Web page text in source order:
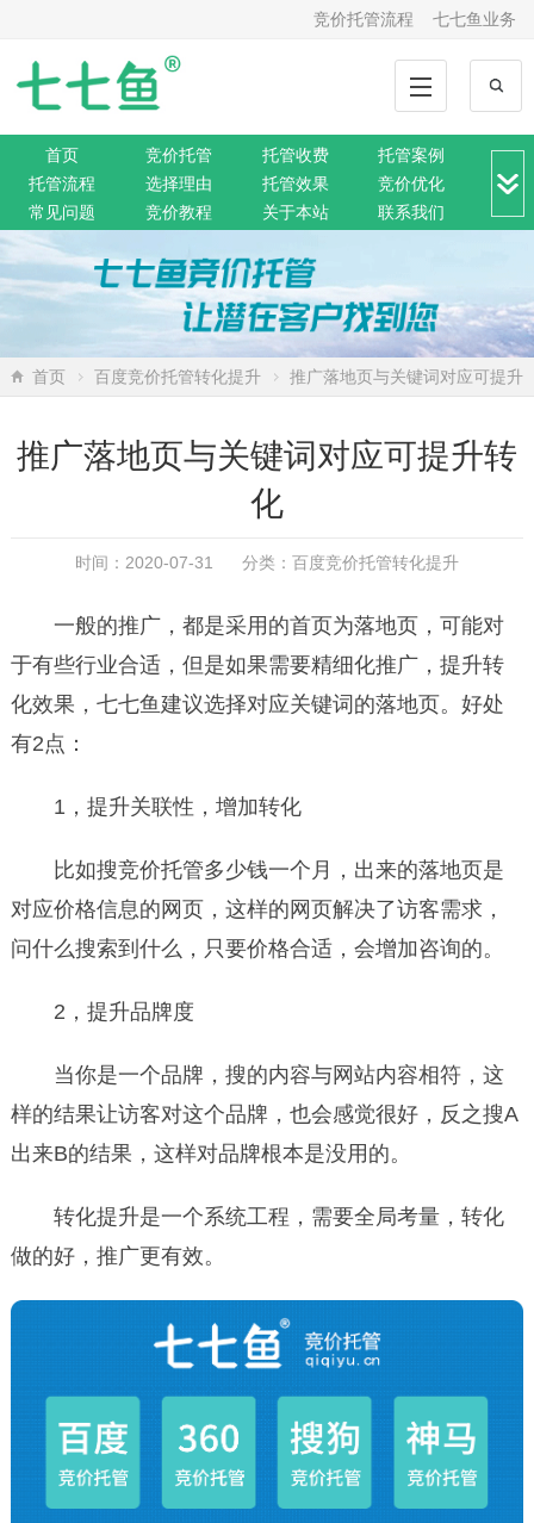
竞价托管流程 七七鱼业务
首页 竞价托管 托管收费
托管案例
托管流程
选择理由 托管效果
竞价优化
常见问题
竞价教程 关于本站
联系我们
竞价转化
网站托管
360托管 神马托管
微信托管
搜索资讯 网络营销
SEO排名
首页 百度竞价托管转化提升
推广落地页与关键词对应可提升
推广落地页与关键词对应可提升转
化
时间：2020-07-31 分类： 百度竞价托管转化提升
一般的推广，都是采用的首页为落地页，可能对
于有些行业合适，但是如果需要精细化推广，提升转
化效果，七七鱼建议选择对应关键词的落地页。好处
有2点：
1，提升关联性，增加转化
比如搜竞价托管多少钱一个月，出来的落地页是
对应价格信息的网页，这样的网页解决了访客需求，
问什么搜索到什么，只要价格合适，会增加咨询的。
2，提升品牌度
当你是一个品牌，搜的内容与网站内容相符，这
样的结果让访客对这个品牌，也会感觉很好，反之搜A
出来B的结果，这样对品牌根本是没用的。
转化提升是一个系统工程，需要全局考量，转化
做的好，推广更有效。